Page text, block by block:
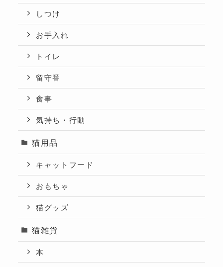
しつけ
お手入れ
トイレ
留守番
食事
気持ち・行動
猫用品
キャットフード
おもちゃ
猫グッズ
猫雑貨
本